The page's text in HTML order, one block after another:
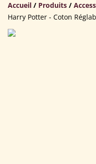
Accueil / Produits /
Harry Potter - Coton